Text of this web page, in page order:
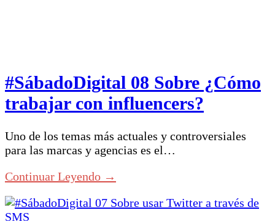
#SábadoDigital 08 Sobre ¿Cómo
trabajar con influencers?
Uno de los temas más actuales y controversiales
para las marcas y agencias es el…
Continuar Leyendo →